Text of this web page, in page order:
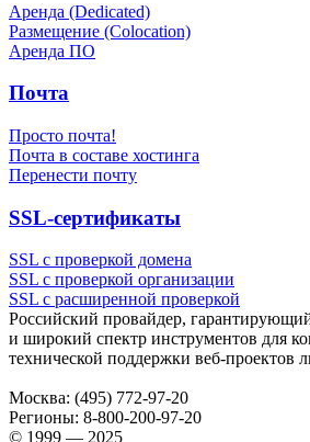
Аренда (Dedicated)
Размещение (Colocation)
Аренда ПО
Почта
Просто почта!
Почта в составе хостинга
Перенести почту
SSL-сертификаты
SSL с проверкой домена
SSL с проверкой организации
SSL с расширенной проверкой
Российский провайдер,
и широкий спектр инструментов для
технической поддержки веб-проектов
Москва: (495) 772-97-20
Регионы: 8-800-200-97-20
© 1999 — 2025